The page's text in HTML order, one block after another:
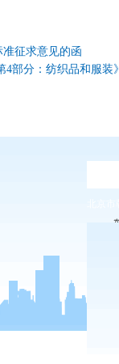
征求意见的函
部分：纺织品和服装